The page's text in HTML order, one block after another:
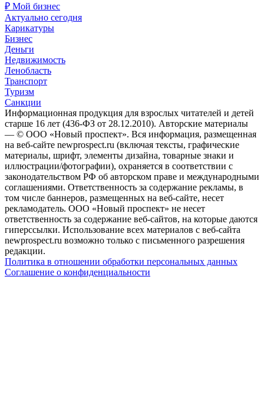
₽ Мой бизнес
Актуально сегодня
Карикатуры
Бизнес
Деньги
Недвижимость
Ленобласть
Транспорт
Туризм
Санкции
Информационная продукция для взрослых читателей и детей
старше 16 лет (436-ФЗ от 28.12.2010). Авторские материалы
— © ООО «Новый проспект». Вся информация, размещенная
на веб-сайте newprospect.ru (включая тексты, графические
материалы, шрифт, элементы дизайна, товарные знаки и
иллюстрации/фотографии), охраняется в соответствии с
законодательством РФ об авторском праве и международными
соглашениями. Ответственность за содержание рекламы, в
том числе баннеров, размещенных на веб-сайте, несет
рекламодатель. ООО «Новый проспект» не несет
ответственность за содержание веб-сайтов, на которые даются
гиперссылки. Использование всех материалов с веб-сайта
newprospect.ru возможно только с письменного разрешения
редакции.
Политика в отношении обработки персональных данных
Соглашение о конфиденциальности